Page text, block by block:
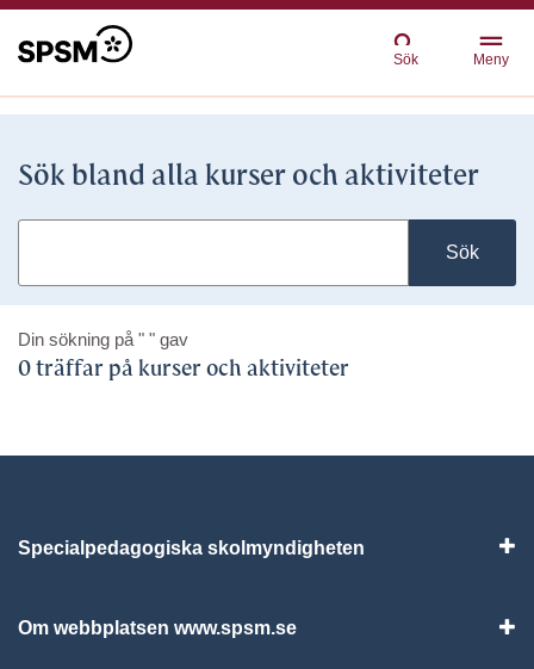
Sök Meny
Sök bland alla kurser och aktiviteter
Sök
Din sökning på " " gav
0 träffar på kurser och aktiviteter
Specialpedagogiska skolmyndigheten
Om webbplatsen www.spsm.se